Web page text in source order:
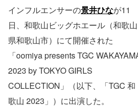
インフルエンサーの景井ひなが11
日、和歌山ビッグホエール（和歌山
県和歌山市）にて開催された
「oomiya presents TGC
2023 by TOKYO GIRLS
COLLECTION」（以下、「TGC 和
歌山 2023」）に出演した。